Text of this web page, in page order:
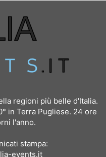
regioni più belle d'Italia.
in Terra Pugliese. 24 ore
l'anno.
stampa:
events.it